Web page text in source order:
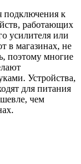
подключения к
работающих
усилителя или
в магазинах, не
поэтому многие
Устройства,
для питания
чем